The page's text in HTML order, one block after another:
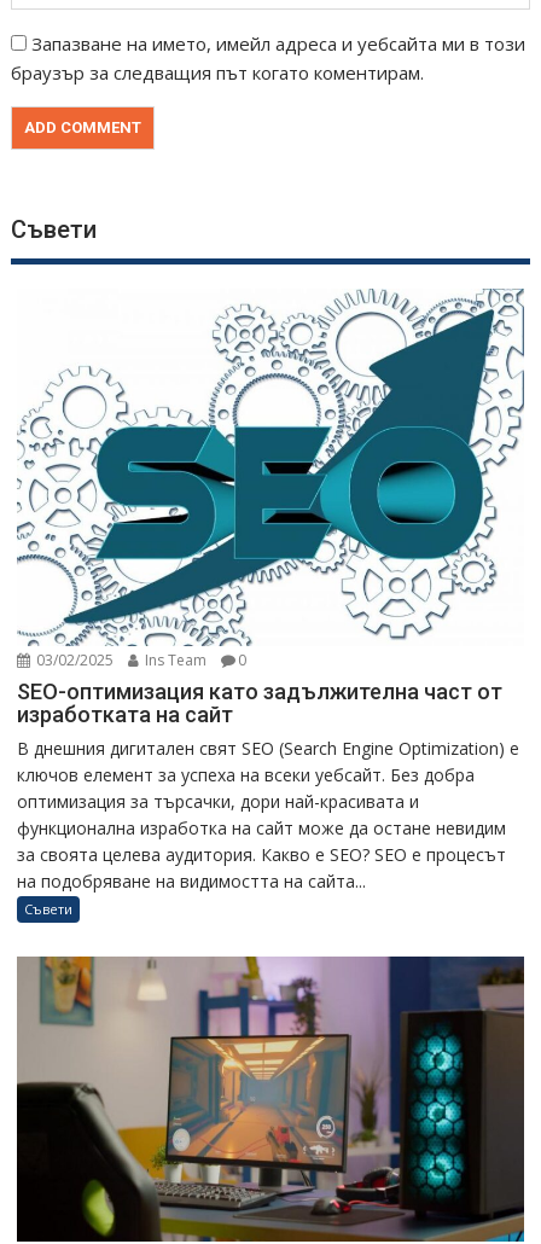
Запазване на името, имейл адреса и уебсайта ми в този
браузър за следващия път когато коментирам.
Съвети
03/02/2025 Ins Team 0
SEO-оптимизация като задължителна част от
изработката на сайт
В днешния дигитален свят SEO (Search Engine Optimization) е
ключов елемент за успеха на всеки уебсайт. Без добра
оптимизация за търсачки, дори най-красивата и
функционална изработка на сайт може да остане невидим
за своята целева аудитория. Какво е SEO? SEO е процесът
на подобряване на видимостта на сайта...
Съвети